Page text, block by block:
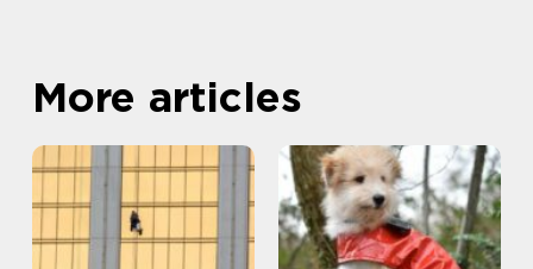
More articles